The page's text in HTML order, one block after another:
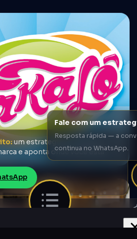
Fale com um
Resposta rápida — a
continua no WhatsApp.
um estrategista analisa a
e aponta onde você está